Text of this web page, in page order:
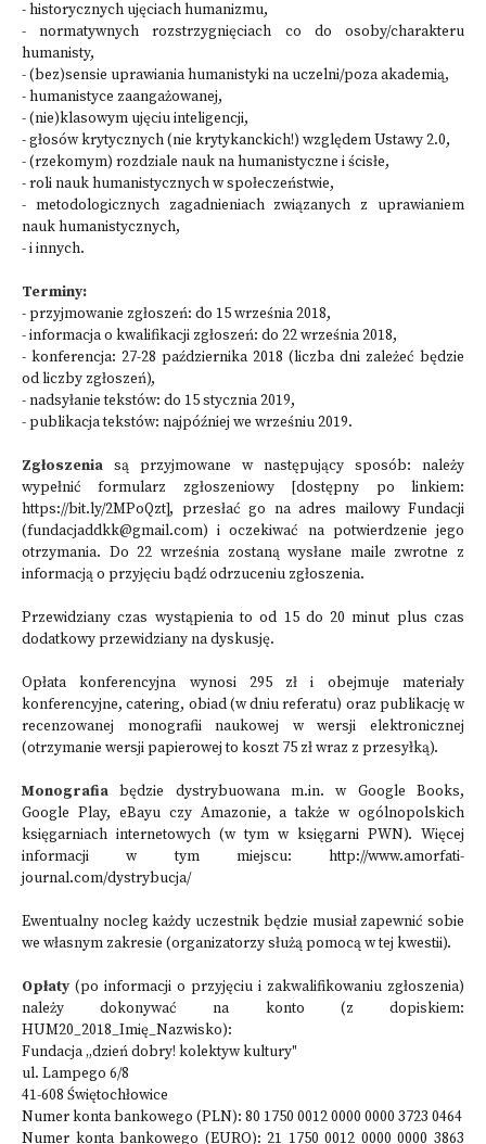
- historycznych ujęciach humanizmu,
- normatywnych rozstrzygnięciach co do osoby/charakteru
humanisty,
- (bez)sensie uprawiania humanistyki na uczelni/poza akademią,
- humanistyce zaangażowanej,
- (nie)klasowym ujęciu inteligencji,
- głosów krytycznych (nie krytykanckich!) względem Ustawy 2.0,
- (rzekomym) rozdziale nauk na humanistyczne i ścisłe,
- roli nauk humanistycznych w społeczeństwie,
- metodologicznych zagadnieniach związanych z uprawianiem
nauk humanistycznych,
- i innych.
Terminy:
- przyjmowanie zgłoszeń: do 15 września 2018,
- informacja o kwalifikacji zgłoszeń: do 22 września 2018,
- konferencja: 27-28 października 2018 (liczba dni zależeć będzie
od liczby zgłoszeń),
- nadsyłanie tekstów: do 15 stycznia 2019,
- publikacja tekstów: najpóźniej we wrześniu 2019.
Zgłoszenia są przyjmowane w następujący sposób: należy
wypełnić formularz zgłoszeniowy [dostępny po linkiem:
https://bit.ly/2MPoQzt], przesłać go na adres mailowy Fundacji
(fundacjaddkk@gmail.com) i oczekiwać na potwierdzenie jego
otrzymania. Do 22 września zostaną wysłane maile zwrotne z
informacją o przyjęciu bądź odrzuceniu zgłoszenia.
Przewidziany czas wystąpienia to od 15 do 20 minut plus czas
dodatkowy przewidziany na dyskusję.
Opłata konferencyjna wynosi 295 zł i obejmuje materiały
konferencyjne, catering, obiad (w dniu referatu) oraz publikację w
recenzowanej monografii naukowej w wersji elektronicznej
(otrzymanie wersji papierowej to koszt 75 zł wraz z przesyłką).
Monografia będzie dystrybuowana m.in. w Google Books,
Google Play, eBayu czy Amazonie, a także w ogólnopolskich
księgarniach internetowych (w tym w księgarni PWN). Więcej
informacji w tym miejscu: http://www.amorfati-
journal.com/dystrybucja/
Ewentualny nocleg każdy uczestnik będzie musiał zapewnić sobie
we własnym zakresie (organizatorzy służą pomocą w tej kwestii).
Opłaty(po informacji o przyjęciu i zakwalifikowaniu zgłoszenia)
należy dokonywać na konto (z dopiskiem:
HUM20_2018_Imię_Nazwisko):
Fundacja „dzień dobry! kolektyw kultury"
ul. Lampego 6/8
41-608 Świętochłowice
Numer konta bankowego (PLN): 80 1750 0012 0000 0000 3723 0464
Numer konta bankowego (EURO): 21 1750 0012 0000 0000 3863